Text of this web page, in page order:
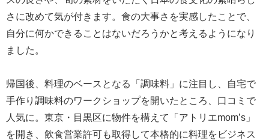
さに改めて気が付きます。食の大事さを実感したことで、
自分に何かできることはないだろうかと考えるようになり
ました。
帰国後、料理のベースとなる「調味料」に注目し、自宅で
手作り調味料のワークショップを開いたところ、口コミで
人気に。東京・目黒区に物件を構えて「アトリエmom’s」
を開き、飲食営業許可も取得して本格的に料理をビジネス